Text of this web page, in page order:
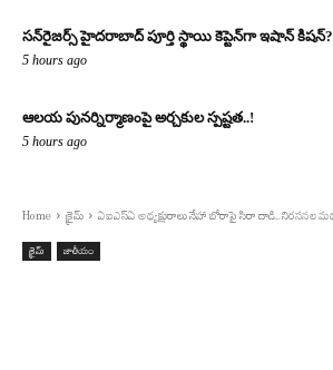
సన్‌రైజర్స్ హైదరాబాద్ పూర్తి స్థాయి కెప్టెన్‌గా ఇషాన్ కిషన్?
5 hours ago
ఆలయ పునర్నిర్మాణంపై అర్చకుల స్పష్టత..!
5 hours ago